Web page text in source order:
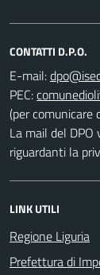
CONTATTI D.P.O.
E-mail:
PEC:
(per
La mail del DPO
riguardanti la
LINK UTILI
Regione Liguria
Prefettura di